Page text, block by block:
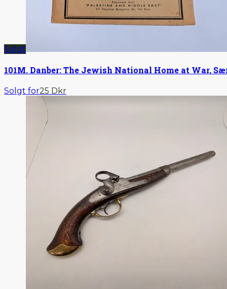
Solgt
101M. Danber: The Jewish National Home at War,
Solgt for25 Dkr